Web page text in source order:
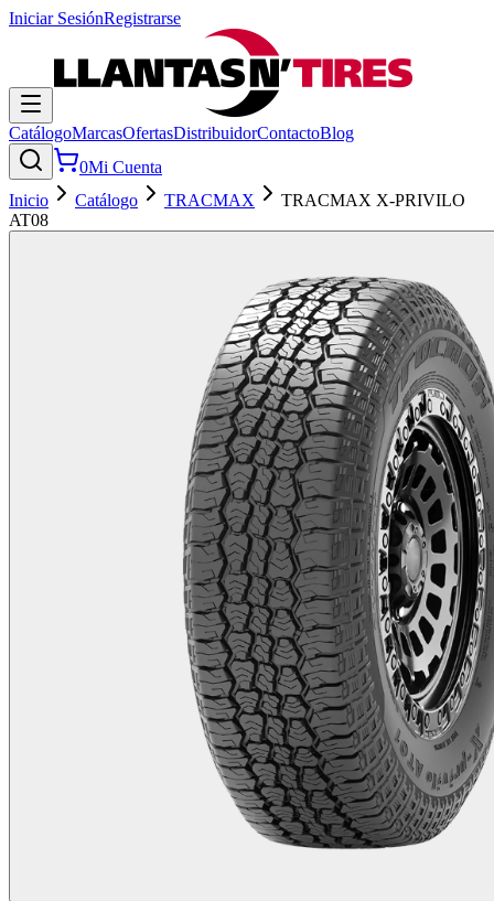
Iniciar SesiónRegistrarse
CatálogoMarcasOfertasDistribuidorContactoBlog
0Mi Cuenta
Inicio
Catálogo TRACMAX
TRACMAX X-PRIVILO
AT08